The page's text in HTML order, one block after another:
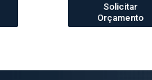
Solicitar
Orçamento